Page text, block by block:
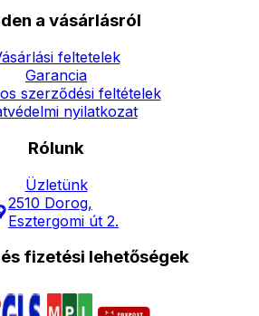
a vásárlásról
feltetelek
Garancia
szerződési feltételek
nyilatkozat
Rólunk
Üzletünk
2510 Dorog,
Esztergomi út 2.
fizetési lehetőségek